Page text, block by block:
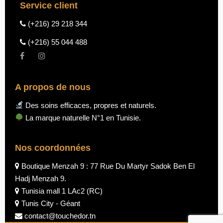
Service client
(+216) 29 218 344
(+216) 55 044 488
A propos de nous
Des soins efficaces, propres et naturels.
La marque naturelle N°1 en Tunisie.
Nos coordonnées
Boutique Menzah 9 : 77 Rue Du Martyr Sadok Ben El
Hadj Menzah 9.
Tunisia mall 1 LAc2 (RC)
Tunis City - Géant
contact@touchedor.tn